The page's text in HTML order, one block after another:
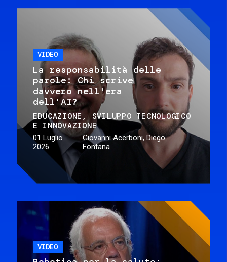
VIDEO
La responsabilità delle
parole: Chi scrive
davvero nell'era
dell'AI?
EDUCAZIONE
SVILUPPO TECNOLOGICO
E INNOVAZIONE
01 Luglio
2026
Giovanni Acerboni, Diego
Fontana
VIDEO